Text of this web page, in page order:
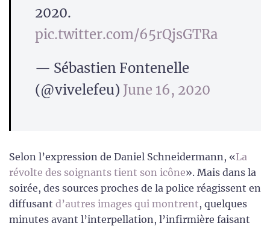
2020.
pic.twitter.com/65rQjsGTRa
— Sébastien Fontenelle
(@vivelefeu) June 16, 2020
Selon l’expression de Daniel Schneidermann, «La
révolte des soignants tient son icône». Mais dans la
soirée, des sources proches de la police réagissent en
diffusant d’autres images qui montrent, quelques
minutes avant l’interpellation, l’infirmière faisant